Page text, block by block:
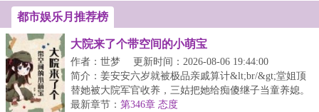
都市娱乐月推荐榜
大院来了个带空间的小萌宝
作者：世梦
更新时间：2026-08-06 19:44:00
简介：姜安安六岁就被极品亲戚算计&lt;br/&gt;堂姐顶
替她被大院军官收养，三姑把她给痴傻继子当童养媳。
&...
最新章节： 第346章 态度